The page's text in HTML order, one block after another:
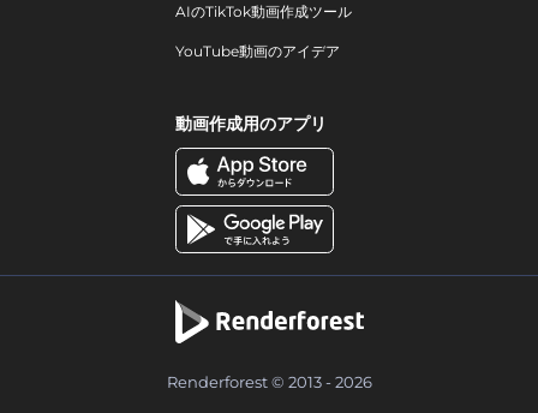
AIのTikTok動画作成ツール
YouTube動画のアイデア
動画作成用のアプリ
Renderforest © 2013 - 2026